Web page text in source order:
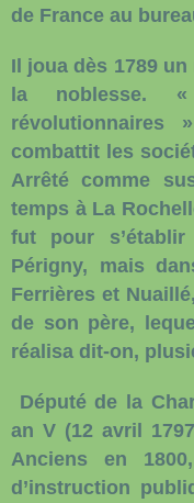
de France au
Il joua dès 1789
la noblesse.
révolutionnaires
combattit les
Arrêté comme
temps à La
fut pour
Périgny, mais
Ferrières et
de son père,
réalisa dit-on,
Député de la
an V (12 avril
Anciens en
d’instruction